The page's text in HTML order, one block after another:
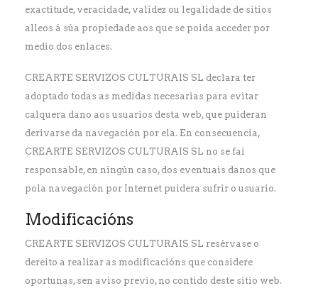
exactitude, veracidade, validez ou legalidade de sitios
alleos á súa propiedade aos que se poida acceder por
medio dos enlaces.
CREARTE SERVIZOS CULTURAIS SL declara ter
adoptado todas as medidas necesarias para evitar
calquera dano aos usuarios desta web, que puideran
derivarse da navegación por ela. En consecuencia,
CREARTE SERVIZOS CULTURAIS SL no se fai
responsable, en ningún caso, dos eventuais danos que
pola navegación por Internet puidera sufrir o usuario.
Modificacións
CREARTE SERVIZOS CULTURAIS SL resérvase o
dereito a realizar as modificacións que considere
oportunas, sen aviso previo, no contido deste sitio web.